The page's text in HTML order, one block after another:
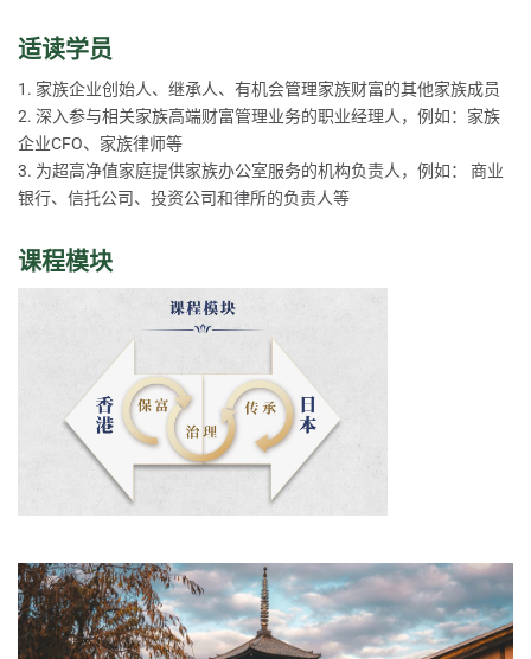
适读学员
1. 家族企业创始人、继承人、有机会管理家族财富的其他家族成员
2. 深入参与相关家族高端财富管理业务的职业经理人，例如：家族
企业CFO、家族律师等
3. 为超高净值家庭提供家族办公室服务的机构负责人，例如： 商业
银行、信托公司、投资公司和律所的负责人等
课程模块